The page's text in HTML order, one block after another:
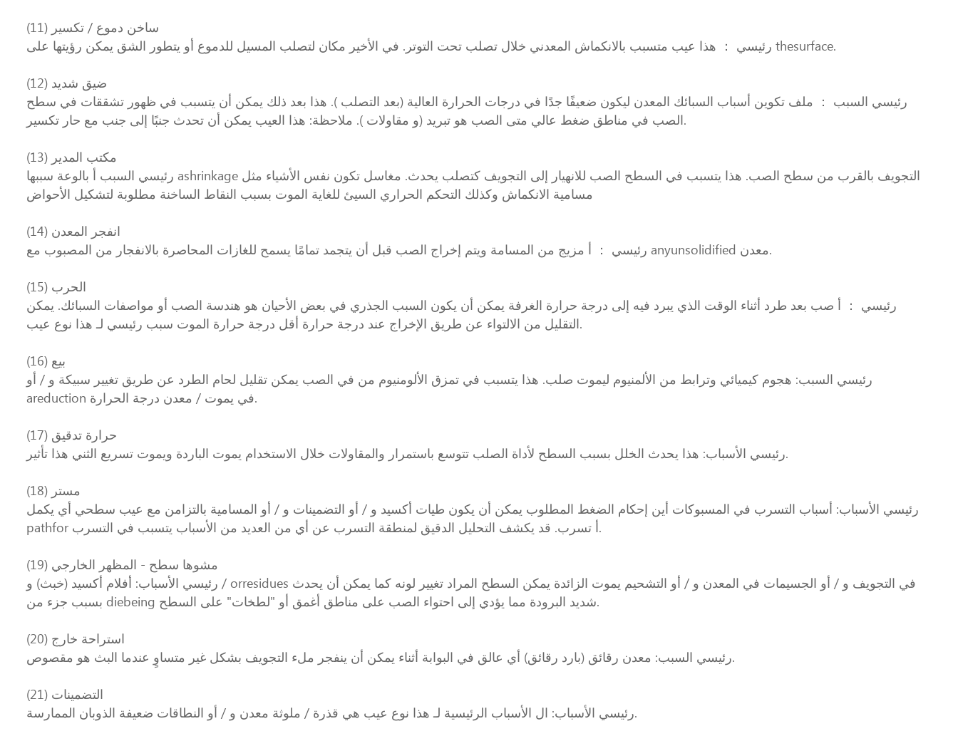
(11) ساخن دموع / تكسير
رئيسي ： هذا عيب متسبب بالانكماش المعدني خلال تصلب تحت التوتر. في الأخير مكان لتصلب المسيل للدموع أو يتطور الشق يمكن رؤيتها على thesurface.
(12) ضيق شديد
رئيسي السبب ： ملف تكوين أسباب السبائك المعدن ليكون ضعيفًا جدًا في درجات الحرارة العالية (بعد التصلب ). هذا بعد ذلك يمكن أن يتسبب في ظهور تشققات في سطح
الصب في مناطق ضغط عالي متى الصب هو تبريد (و مقاولات ). ملاحظة: هذا العيب يمكن أن تحدث جنبًا إلى جنب مع حار تكسير.
(13) مكتب المدير
رئيسي السبب أ بالوعة سببها ashrinkage التجويف بالقرب من سطح الصب. هذا يتسبب في السطح الصب للانهيار إلى التجويف كتصلب يحدث. مغاسل تكون نفس الأشياء مثل
مسامية الانكماش وكذلك التحكم الحراري السيئ للغاية الموت بسبب النقاط الساخنة مطلوبة لتشكيل الأحواض
(14) انفجر المعدن
رئيسي ： أ مزيج من المسامة ويتم إخراج الصب قبل أن يتجمد تمامًا يسمح للغازات المحاصرة بالانفجار من المصبوب مع anyunsolidified معدن.
(15) الحرب
رئيسي ： أ صب بعد طرد أثناء الوقت الذي يبرد فيه إلى درجة حرارة الغرفة يمكن أن يكون السبب الجذري في بعض الأحيان هو هندسة الصب أو مواصفات السبائك. يمكن
التقليل من الالتواء عن طريق الإخراج عند درجة حرارة أقل درجة حرارة الموت سبب رئيسي لـ هذا نوع عيب.
(16) بيع
رئيسي السبب: هجوم كيميائي وترابط من الألمنيوم ليموت صلب. هذا يتسبب في تمزق الألومنيوم من في الصب يمكن تقليل لحام الطرد عن طريق تغيير سبيكة و / أو
areduction في يموت / معدن درجة الحرارة.
(17) حرارة تدقيق
رئيسي الأسباب: هذا يحدث الخلل بسبب السطح لأداة الصلب تتوسع باستمرار والمقاولات خلال الاستخدام يموت الباردة ويموت تسريع الثني هذا تأثير.
(18) مستر
رئيسي الأسباب: أسباب التسرب في المسبوكات أين إحكام الضغط المطلوب يمكن أن يكون طيات أكسيد و / أو التضمينات و / أو المسامية بالتزامن مع عيب سطحي أي يكمل
pathfor أ تسرب. قد يكشف التحليل الدقيق لمنطقة التسرب عن أي من العديد من الأسباب يتسبب في التسرب.
(19) مشوها سطح - المظهر الخارجي
رئيسي الأسباب: أفلام أكسيد (خبث) و / orresidues في التجويف و / أو الجسيمات في المعدن و / أو التشحيم يموت الزائدة يمكن السطح المراد تغيير لونه كما يمكن أن يحدث
بسبب جزء من diebeing شديد البرودة مما يؤدي إلى احتواء الصب على مناطق أغمق أو "لطخات" على السطح.
(20) استراحة خارج
رئيسي السبب: معدن رقائق (بارد رقائق) أي عالق في البوابة أثناء يمكن أن ينفجر ملء التجويف بشكل غير متساوٍ عندما البث هو مقصوص.
(21) التضمينات
رئيسي الأسباب: ال الأسباب الرئيسية لـ هذا نوع عيب هي قذرة / ملوثة معدن و / أو النطاقات ضعيفة الذوبان الممارسة.